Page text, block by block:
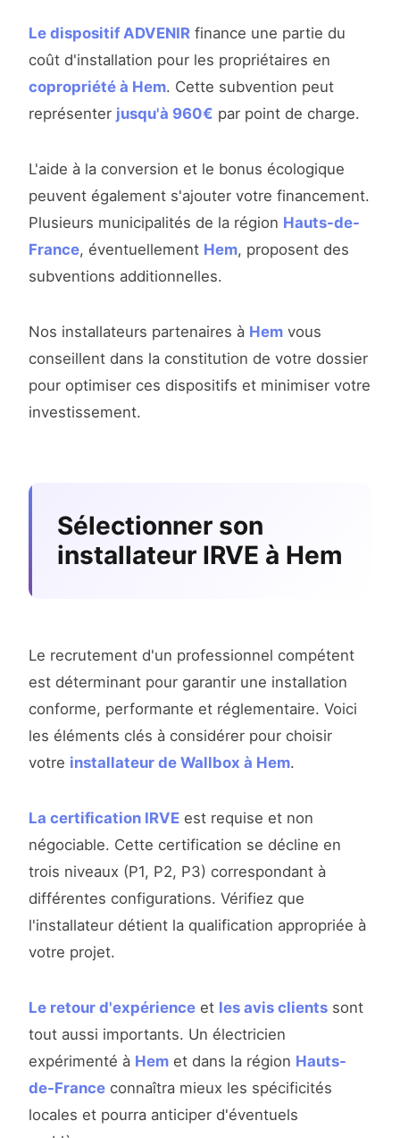
Le dispositif ADVENIR finance une partie du
coût d'installation pour les propriétaires en
copropriété à Hem. Cette subvention peut
représenter jusqu'à 960€ par point de charge.
L'aide à la conversion et le bonus écologique
peuvent également s'ajouter votre financement.
Plusieurs municipalités de la région Hauts-de-
France, éventuellement Hem, proposent des
subventions additionnelles.
Nos installateurs partenaires à Hem vous
conseillent dans la constitution de votre dossier
pour optimiser ces dispositifs et minimiser votre
investissement.
Sélectionner son
installateur IRVE à Hem
Le recrutement d'un professionnel compétent
est déterminant pour garantir une installation
conforme, performante et réglementaire. Voici
les éléments clés à considérer pour choisir
votre installateur de Wallbox à Hem.
La certification IRVE est requise et non
négociable. Cette certification se décline en
trois niveaux (P1, P2, P3) correspondant à
différentes configurations. Vérifiez que
l'installateur détient la qualification appropriée à
votre projet.
Le retour d'expérience et les avis clients sont
tout aussi importants. Un électricien
expérimenté à Hem et dans la région Hauts-
de-France connaîtra mieux les spécificités
locales et pourra anticiper d'éventuels